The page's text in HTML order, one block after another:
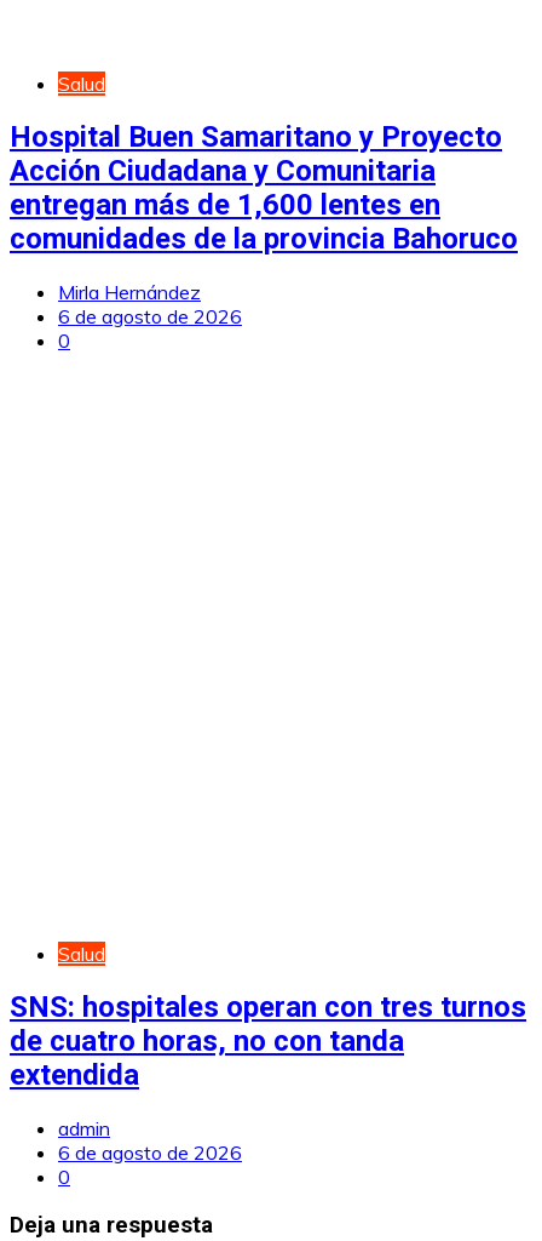
Salud
Hospital Buen Samaritano y Proyecto
Acción Ciudadana y Comunitaria
entregan más de 1,600 lentes en
comunidades de la provincia Bahoruco
Mirla Hernández
6 de agosto de 2026
0
Salud
SNS: hospitales operan con tres turnos
de cuatro horas, no con tanda
extendida
admin
6 de agosto de 2026
0
Deja una respuesta